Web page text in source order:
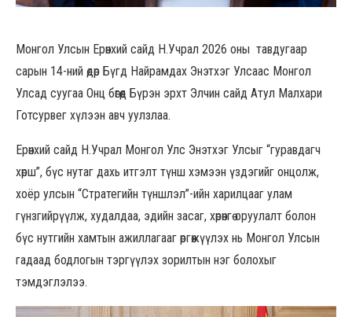
Монгол Улсын Ерөнхий сайд Н.Учрал 2026 оны тавдугаар
сарын 14-ний өдөр Бүгд Найрамдах Энэтхэг Улсаас Монгол
Улсад суугаа Онц бөгөөд Бүрэн эрхт Элчин сайд Атул Малхари
Готсурвег хүлээн авч уулзлаа.
Ерөнхий сайд Н.Учрал Монгол Улс Энэтхэг Улсыг “гуравдагч
хөрш”, бүс нутаг дахь итгэлт түнш хэмээн үздэгийг онцолж,
хоёр улсын “Стратегийн түншлэл”-ийн харилцааг улам
гүнзгийрүүлж, худалдаа, эдийн засаг, хөрөнгө оруулалт болон
бүс нутгийн хамтын ажиллагааг өргөжүүлэх нь Монгол Улсын
гадаад бодлогын тэргүүлэх зорилтын нэг болохыг
тэмдэглэлээ.